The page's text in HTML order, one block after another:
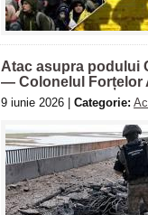
Atac asupra podului
— Colonelul Forțelor
9 iunie 2026 | Categorie: